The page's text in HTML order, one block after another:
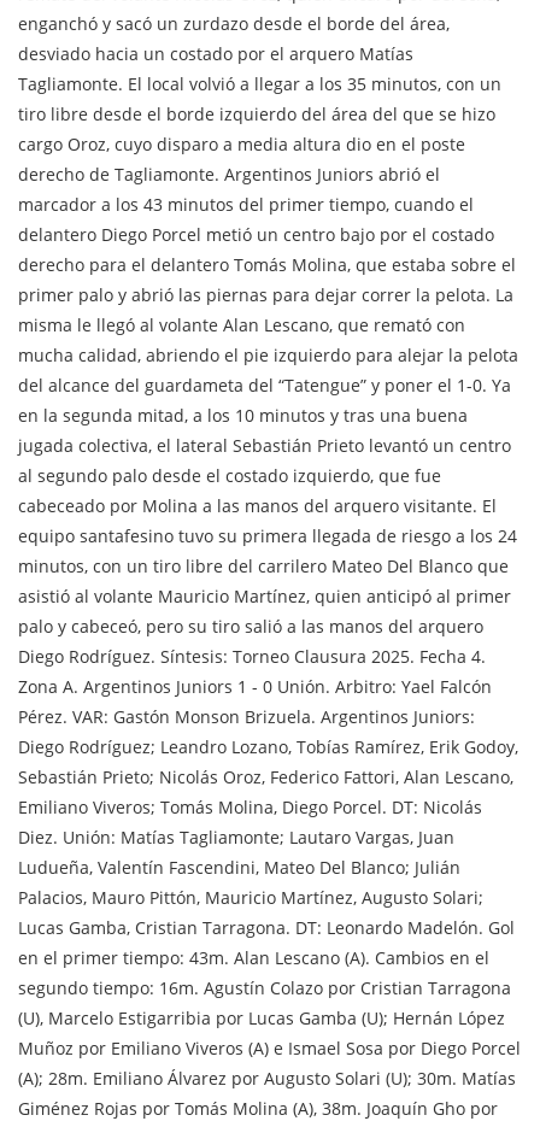
enganchó y sacó un zurdazo desde el borde del área,
desviado hacia un costado por el arquero Matías
Tagliamonte. El local volvió a llegar a los 35 minutos, con un
tiro libre desde el borde izquierdo del área del que se hizo
cargo Oroz, cuyo disparo a media altura dio en el poste
derecho de Tagliamonte. Argentinos Juniors abrió el
marcador a los 43 minutos del primer tiempo, cuando el
delantero Diego Porcel metió un centro bajo por el costado
derecho para el delantero Tomás Molina, que estaba sobre el
primer palo y abrió las piernas para dejar correr la pelota. La
misma le llegó al volante Alan Lescano, que remató con
mucha calidad, abriendo el pie izquierdo para alejar la pelota
del alcance del guardameta del “Tatengue” y poner el 1-0. Ya
en la segunda mitad, a los 10 minutos y tras una buena
jugada colectiva, el lateral Sebastián Prieto levantó un centro
al segundo palo desde el costado izquierdo, que fue
cabeceado por Molina a las manos del arquero visitante. El
equipo santafesino tuvo su primera llegada de riesgo a los 24
minutos, con un tiro libre del carrilero Mateo Del Blanco que
asistió al volante Mauricio Martínez, quien anticipó al primer
palo y cabeceó, pero su tiro salió a las manos del arquero
Diego Rodríguez. Síntesis: Torneo Clausura 2025. Fecha 4.
Zona A. Argentinos Juniors 1 - 0 Unión. Arbitro: Yael Falcón
Pérez. VAR: Gastón Monson Brizuela. Argentinos Juniors:
Diego Rodríguez; Leandro Lozano, Tobías Ramírez, Erik Godoy,
Sebastián Prieto; Nicolás Oroz, Federico Fattori, Alan Lescano,
Emiliano Viveros; Tomás Molina, Diego Porcel. DT: Nicolás
Diez. Unión: Matías Tagliamonte; Lautaro Vargas, Juan
Ludueña, Valentín Fascendini, Mateo Del Blanco; Julián
Palacios, Mauro Pittón, Mauricio Martínez, Augusto Solari;
Lucas Gamba, Cristian Tarragona. DT: Leonardo Madelón. Gol
en el primer tiempo: 43m. Alan Lescano (A). Cambios en el
segundo tiempo: 16m. Agustín Colazo por Cristian Tarragona
(U), Marcelo Estigarribia por Lucas Gamba (U); Hernán López
Muñoz por Emiliano Viveros (A) e Ismael Sosa por Diego Porcel
(A); 28m. Emiliano Álvarez por Augusto Solari (U); 30m. Matías
Giménez Rojas por Tomás Molina (A), 38m. Joaquín Gho por